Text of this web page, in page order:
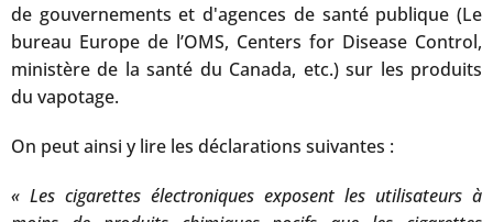
de gouvernements et d'agences de santé publique (Le
bureau Europe de l’OMS, Centers for Disease Control,
ministère de la santé du Canada, etc.) sur les produits
du vapotage.
On peut ainsi y lire les déclarations suivantes :
« Les cigarettes électroniques exposent les utilisateurs à